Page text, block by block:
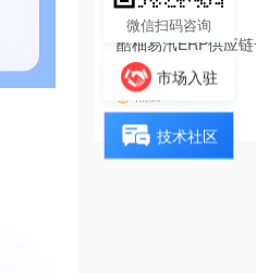
4680.00
酷柚易汛ERP供应
系统
热度 37
微信扫码咨询
市场入驻
技术社区